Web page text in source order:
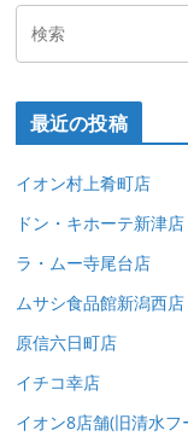
最近の投稿
イオン村上肴町店
ドン・キホーテ新津店
ラ・ムー寺尾台店
ムサシ食品館新潟西店
原信六日町店
イチコ幸店
イオン8店舗(旧清水